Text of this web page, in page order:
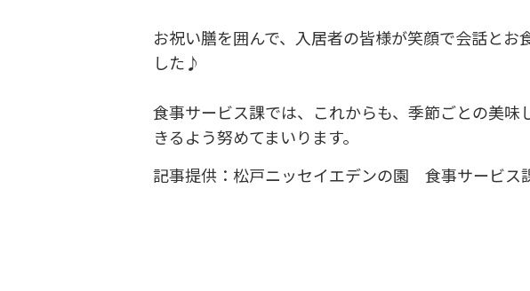
お祝い膳を囲んで、入居者の皆様が笑顔で会話と
した♪
食事サービス課では、これからも、季節ごとの美
きるよう努めてまいります。
記事提供：松戸ニッセイエデンの園 食事サービス